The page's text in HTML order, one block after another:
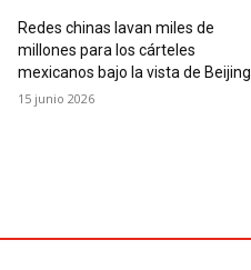
Redes chinas lavan miles de
millones para los cárteles
mexicanos bajo la vista de Beijing
15 junio 2026